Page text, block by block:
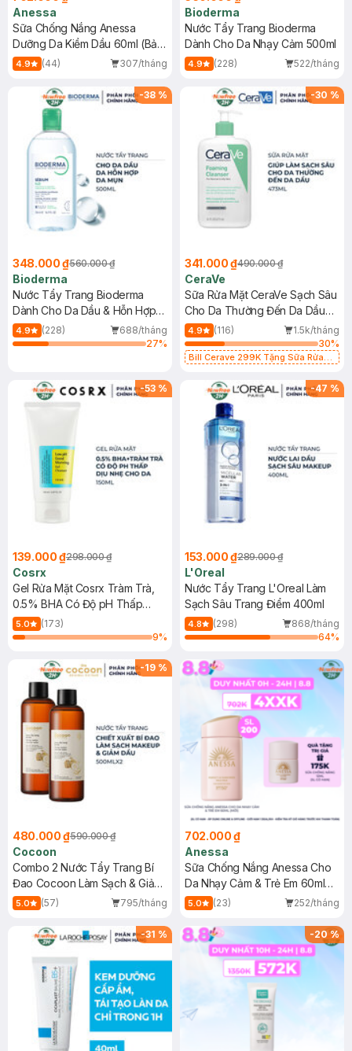
Anessa
Sữa Chống Nắng Anessa
Dưỡng Da Kiềm Dầu 60ml (Bản
Mới)
4.9 (44) 307/tháng
Bioderma
Nước Tẩy Trang Bioderma
Dành Cho Da Nhạy Cảm 500ml
4.9 (228) 522/tháng
-38 %
348.000 ₫560.000 ₫
Bioderma
Nước Tẩy Trang Bioderma
Dành Cho Da Dầu & Hỗn Hợp
500ml
4.9 (228)
688/tháng
27%
-30 %
341.000 ₫490.000 ₫
CeraVe
Sữa Rửa Mặt CeraVe Sạch Sâu
Cho Da Thường Đến Da Dầu
473ml
4.9 (116)
1.5k/tháng
30%
Bill Cerave 299K Tặng Sữa Rửa
-53 %
139.000 ₫298.000 ₫
Cosrx
Gel Rửa Mặt Cosrx Tràm Trà,
0.5% BHA Có Độ pH Thấp
150ml
5.0
(173)
9%
-47 %
153.000 ₫289.000 ₫
L'Oreal
Nước Tẩy Trang L'Oreal Làm
Sạch Sâu Trang Điểm 400ml
4.8 (298)
868/tháng
64%
-19 %
480.000 ₫590.000 ₫
Cocoon
Combo 2 Nước Tẩy Trang Bí
Đao Cocoon Làm Sạch & Giảm
Dầu 500ml
5.0 (57) 795/tháng
702.000 ₫
Anessa
Sữa Chống Nắng Anessa Cho
Da Nhạy Cảm & Trẻ Em 60ml
(Mới)
5.0 (23) 252/tháng
-31 % -20%